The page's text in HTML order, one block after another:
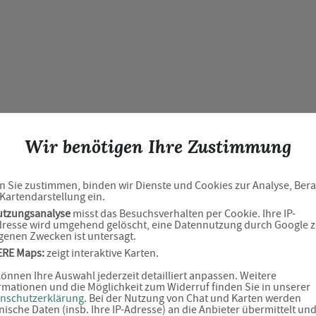
Wir benötigen Ihre Zustimmung
Sie zustimmen, binden wir Dienste und Cookies zur Analyse,
ein.
misst das Besuchsverhalten per Cookie. Ihre IP-
wird umgehend gelöscht, eine Datennutzung durch Google
Zwecken ist untersagt.
Maps:zeigt interaktive Karten.
Ihre Auswahl jederzeit detailliert anpassen. Weitere
und die Möglichkeit zum Widerruf finden Sie in unserer
. Bei der Nutzung von Chat und Karten werden
Daten (insb. Ihre IP-Adresse) an die Anbieter übermittelt und
Bitte geben Sie den Captcha Text ein
Captcha*